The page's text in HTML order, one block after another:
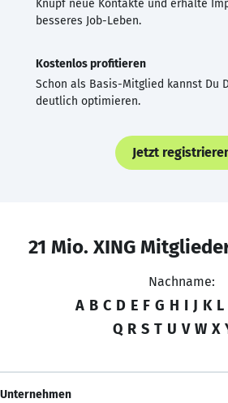
Knüpf neue Kontakte und erhalte
besseres Job-Leben.
Kostenlos profitieren
Schon als Basis-Mitglied kannst Du
deutlich optimieren.
Jetzt
21 Mio. XING
Nachname:
A B C D E F G H I J K L
Q R S T U V W X
Unternehmen